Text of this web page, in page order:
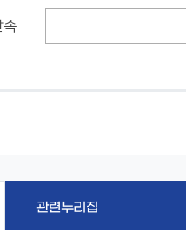
관련누리집